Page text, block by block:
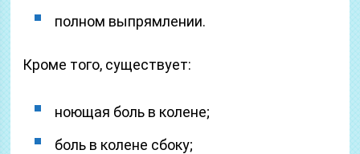
полном выпрямлении.
Кроме того, существует:
ноющая боль в колене;
боль в колене сбоку;